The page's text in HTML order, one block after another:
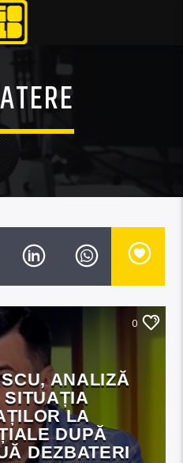
0
ANALIZĂ
LA
DUPĂ
DEZBATERI